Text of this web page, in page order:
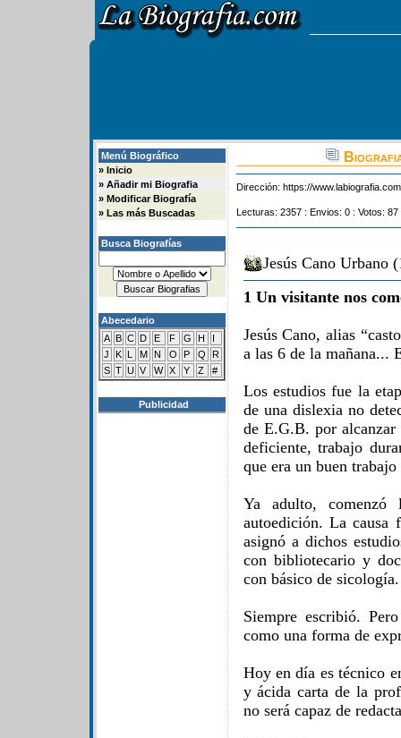
Menú Biográfico
» Inicio
» Añadir mi Biografia
» Modificar Biografía
» Las más Buscadas
Busca Biografías
Abecedario
A B C D E F G H
I
J
K L M N O P Q
R
S T U V W X Y Z #
Publicidad
Dirección: https://
Lecturas: 2357 : Envios: 0 : Votos:
Jesús Cano Urbano
1 Un visitante nos
Jesús Cano, alias
a las 6 de la mañana...
Los estudios fue la
de una dislexia no
de E.G.B. por
deficiente, trabajo
que era un buen
Ya adulto, comenzó
autoedición. La causa
asignó a dichos
con bibliotecario y
con básico de sicología.
Siempre escribió.
como una forma de
Hoy en día es técnico
y ácida carta de la
no será capaz de